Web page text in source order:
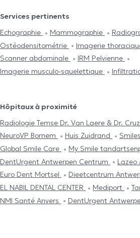
Services pertinents
Echographie
Mammographie
Ostéodensitométrie
Imagerie
Scanner abdominale
IRM Pelvienne
Imagerie musculo-squelettique
Hôpitaux à proximité
Radiologie Temse Dr. Van Laere & Dr.
NeuroVP Bornem
Huis Zuidrand
Global Smile Care
My Smile
DentUrgent Antwerpen Centrum
Lazeo
Euro Dent Mortsel
Dieetcentrum
EL NABIL DENTAL CENTER
Mediport
NMI Santé Anvers
DentUrgent